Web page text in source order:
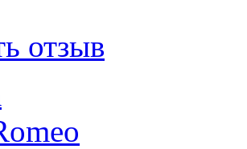
отзыв